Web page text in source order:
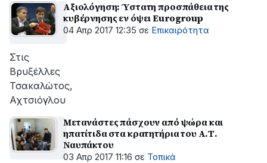
Αξιολόγηση: Ύστατη προσπάθεια της
κυβέρνησης εν όψει Eurogroup
04 Απρ 2017 12:35 σε Επικαιρότητα
Στις
Βρυξέλλες
Τσακαλώτος,
Αχτσιόγλου
Μετανάστες πάσχουν από ψώρα και
ηπατίτιδα στα κρατητήρια του Α.Τ.
Ναυπάκτου
03 Απρ 2017 11:16 σε Τοπικά